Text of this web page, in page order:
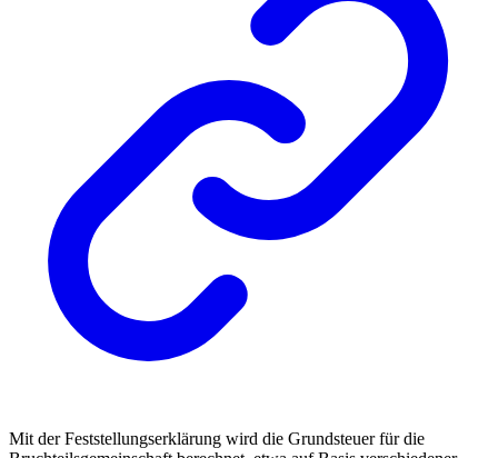
Mit der Feststellungserklärung wird die Grundsteuer für die